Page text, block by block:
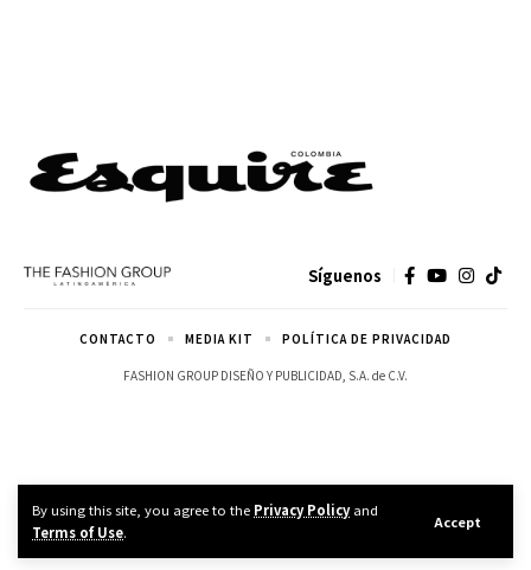
By using this site, you agree to the Privacy Policyand
Terms of Use.
Accept
Síguenos
FASHION GROUP DISEÑO Y PUBLICIDAD, S.A. de C.V.
CONTACTO MEDIA KIT POLÍTICA DE PRIVACIDAD